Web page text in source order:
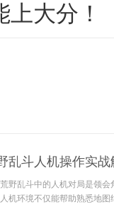
大分！
乱斗人机操作实
野乱斗中的人机对局是领
机环境不仅能帮助熟悉地